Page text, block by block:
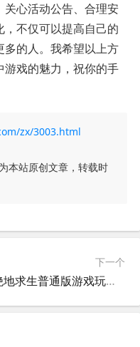
心活动公告、合理安
不仅可以提高自己的
的人。我希望以上方
戏的魅力，祝你的手
zx/3003.html
本站原创文章，转载时
下一个
绝地求生普通版游戏玩法介绍-绝地求生普通版有哪些娱乐模式